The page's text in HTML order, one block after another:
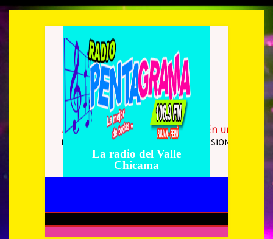
La radio del Valle
Chicama